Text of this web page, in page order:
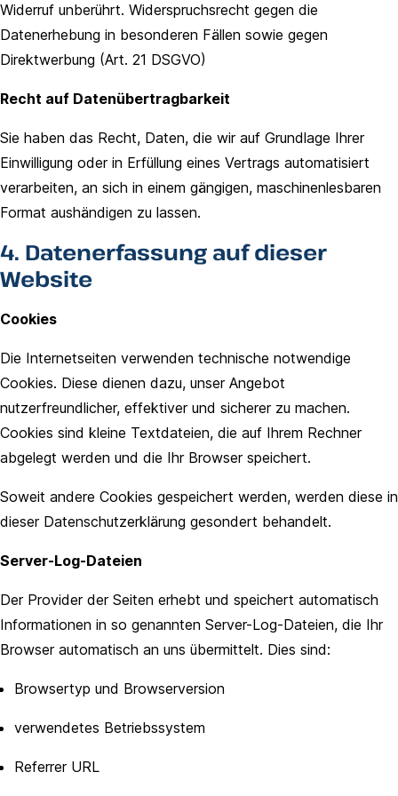
Widerruf unberührt. Widerspruchsrecht gegen die
Datenerhebung in besonderen Fällen sowie gegen
Direktwerbung (Art. 21 DSGVO)
Recht auf Datenübertragbarkeit
Sie haben das Recht, Daten, die wir auf Grundlage Ihrer
Einwilligung oder in Erfüllung eines Vertrags automatisiert
verarbeiten, an sich in einem gängigen, maschinenlesbaren
Format aushändigen zu lassen.
4. Datenerfassung auf dieser
Website
Cookies
Die Internetseiten verwenden technische notwendige
Cookies. Diese dienen dazu, unser Angebot
nutzerfreundlicher, effektiver und sicherer zu machen.
Cookies sind kleine Textdateien, die auf Ihrem Rechner
abgelegt werden und die Ihr Browser speichert.
Soweit andere Cookies gespeichert werden, werden diese in
dieser Datenschutzerklärung gesondert behandelt.
Server-Log-Dateien
Der Provider der Seiten erhebt und speichert automatisch
Informationen in so genannten Server-Log-Dateien, die Ihr
Browser automatisch an uns übermittelt. Dies sind:
Browsertyp und Browserversion
verwendetes Betriebssystem
Referrer URL